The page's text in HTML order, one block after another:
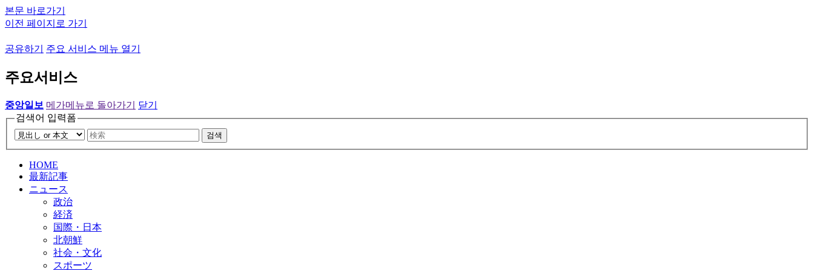
본문 바로가기
이전 페이지로 가기
공유하기 주요 서비스 메뉴 열기
주요서비스
중앙일보 메가메뉴로 돌아가기
닫기
검색어 입력폼
검색
HOME
最新記事
ニュース
政治
経済
国際・日本
北朝鮮
社会・文化
スポーツ